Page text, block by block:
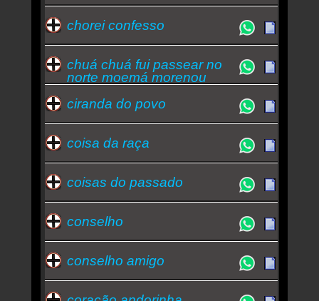
chorei confesso
chuá chuá fui passear no
norte moemá morenou
ciranda do povo
coisa da raça
coisas do passado
conselho
conselho amigo